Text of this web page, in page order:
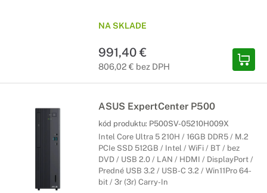
NA SKLADE
991,40 €
806,02 € bez DPH
ASUS ExpertCenter P500
kód produktu: P500SV-05210H009X
Intel Core Ultra 5 210H / 16GB DDR5 / M.2
PCIe SSD 512GB / Intel / WiFi / BT / bez
DVD / USB 2.0 / LAN / HDMI / DisplayPort /
Predné USB 3.2 / USB-C 3.2 / Win11Pro 64-
bit / 3r (3r) Carry-In